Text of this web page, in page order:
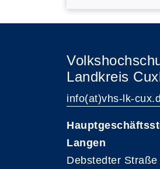
Landkreis
info(at)vhs-lk-
Langen
Debstedter Straße